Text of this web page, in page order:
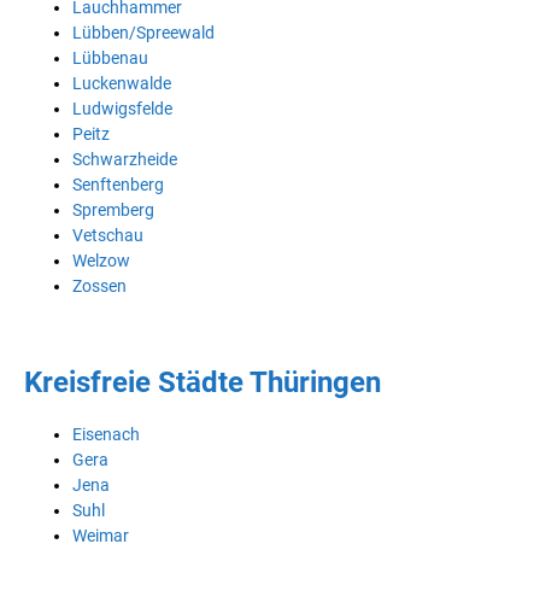
Lauchhammer
Lübben/Spreewald
Lübbenau
Luckenwalde
Ludwigsfelde
Peitz
Schwarzheide
Senftenberg
Spremberg
Vetschau
Welzow
Zossen
Kreisfreie Städte Thüringen
Eisenach
Gera
Jena
Suhl
Weimar